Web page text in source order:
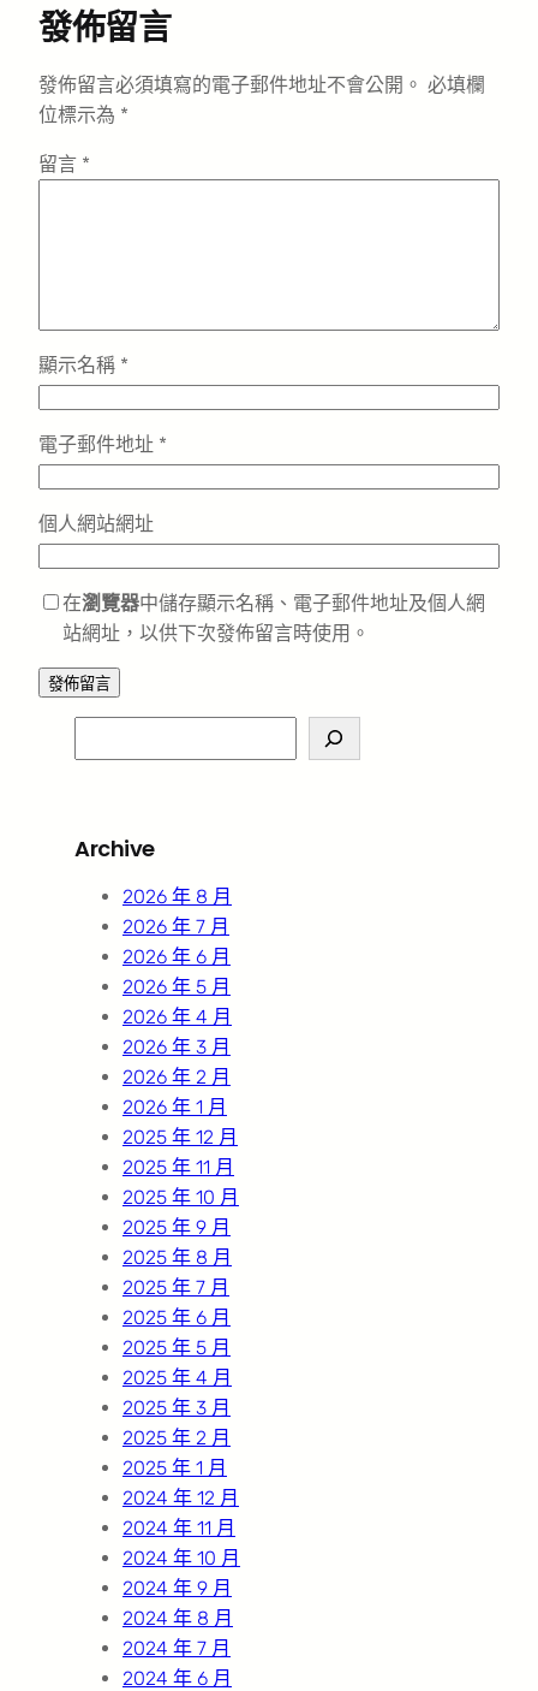
發佈留言
發佈留言必須填寫的電子郵件地址不會公開。 必填欄
位標示為 *
留言 *
顯示名稱 *
電子郵件地址 *
個人網站網址
在瀏覽器中儲存顯示名稱、電子郵件地址及個人網
站網址，以供下次發佈留言時使用。
e
c
Archive
2026 年 8 月
2026 年 7 月
2026 年 6 月
2026 年 5 月
2026 年 4 月
2026 年 3 月
2026 年 2 月
2026 年 1 月
2025 年 12 月
2025 年 11 月
2025 年 10 月
2025 年 9 月
2025 年 8 月
2025 年 7 月
2025 年 6 月
2025 年 5 月
2025 年 4 月
2025 年 3 月
2025 年 2 月
2025 年 1 月
2024 年 12 月
2024 年 11 月
2024 年 10 月
2024 年 9 月
2024 年 8 月
2024 年 7 月
2024 年 6 月